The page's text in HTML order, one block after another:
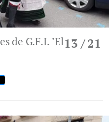
13 / 21
de G.F.I. "El